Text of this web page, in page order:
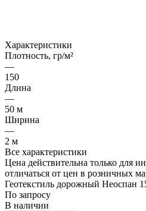
Характеристики
Плотность, гр/м²
—
150
Длина
—
50 м
Ширина
—
2 м
Все характеристики
Цена действительна только для
отличаться от цен в розничных
Геотекстиль дорожный Неоспан
По запросу
В наличии